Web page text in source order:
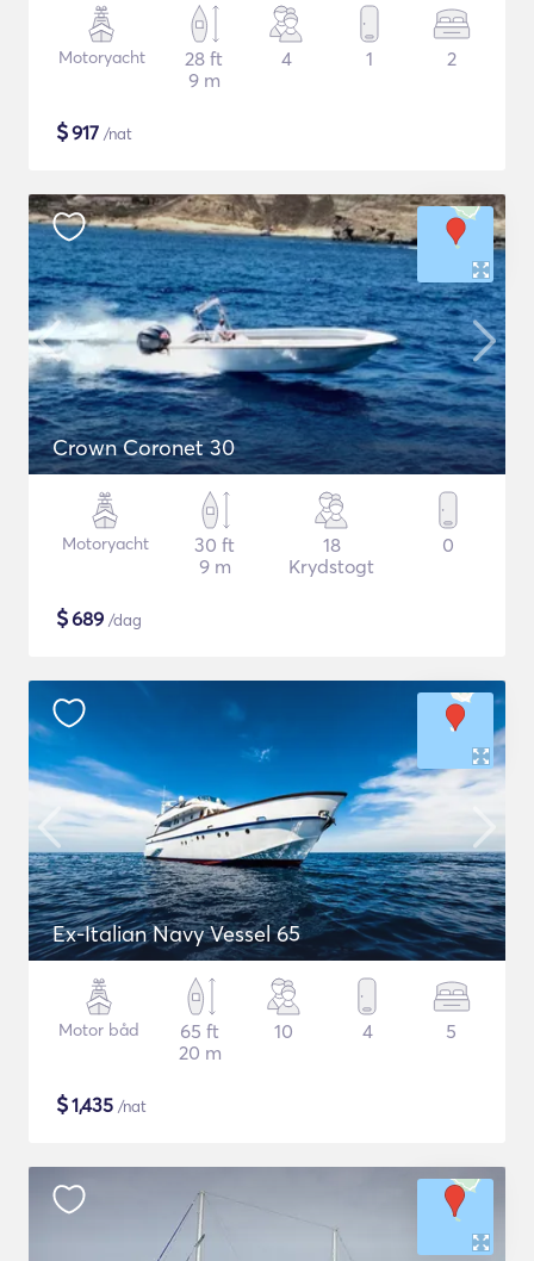
Motoryacht
28 ft
9 m
4 1 2
$917 /nat
Crown Coronet 30
Motoryacht
30 ft
9 m
18
Krydstogt
0
$689 /dag
Ex-Italian Navy Vessel 65
Motor båd
65 ft
20 m
10 4 5
$1,435 /nat